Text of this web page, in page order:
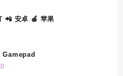
is:
📲 安卓 🍎 苹果
Gamepad